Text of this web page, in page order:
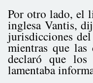
Por otro lado, el
inglesa Vantis,
jurisdicciones
mientras que las
declaró que los
lamentaba